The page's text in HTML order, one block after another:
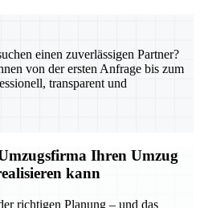
einen zuverlässigen Partner?
von der ersten Anfrage bis zum
transparent und
Ihren Umzug
kann
richtigen Planung – und das